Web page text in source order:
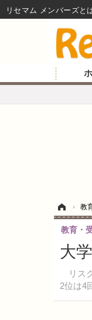
› 教
大
リス
2位は4
教育・
リセマム メンバーズ